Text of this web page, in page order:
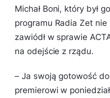
Michał Boni, który był
programu Radia Zet nie
zawiódł w sprawie
na odejście z rządu.
– Ja swoją gotowość
premierowi w